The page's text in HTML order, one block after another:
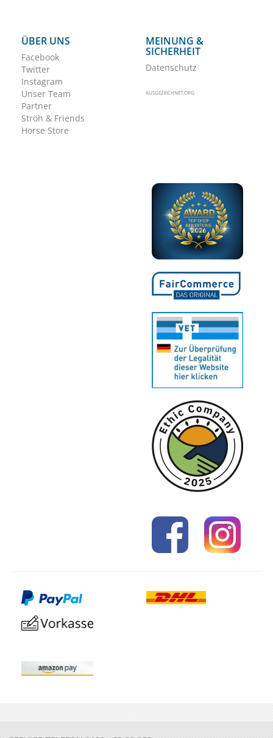
ÜBER UNS
Facebook
Twitter
Instagram
Unser Team
Partner
Ströh & Friends
Horse Store
MEINUNG &
SICHERHEIT
Datenschutz
AUSGEZEICHNET.ORG